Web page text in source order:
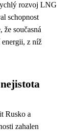
rozvoj LNG
schopnost
že současná
energii, z níž
Rusko a
zahalen